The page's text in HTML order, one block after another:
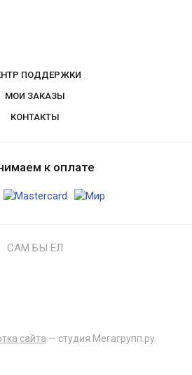
ПОДДЕРЖКИ
МОИ ЗАКАЗЫ
КОНТАКТЫ
к оплате
САМ БЫ ЕЛ
сайта — студия Мегагрупп.ру.